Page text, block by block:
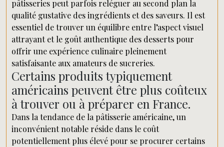
pâtisseries peut parfois reléguer au second plan la
qualité gustative des ingrédients et des saveurs. Il est
essentiel de trouver un équilibre entre l’aspect visuel
attrayant et le goût authentique des desserts pour
offrir une expérience culinaire pleinement
satisfaisante aux amateurs de sucreries.
Certains produits typiquement
américains peuvent être plus coûteux
à trouver ou à préparer en France.
Dans la tendance de la pâtisserie américaine, un
inconvénient notable réside dans le coût
potentiellement plus élevé pour se procurer certains